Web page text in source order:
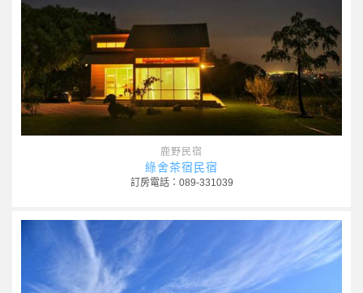
鹿野民宿
綠舍茶宿民宿
訂房電話：089-331039